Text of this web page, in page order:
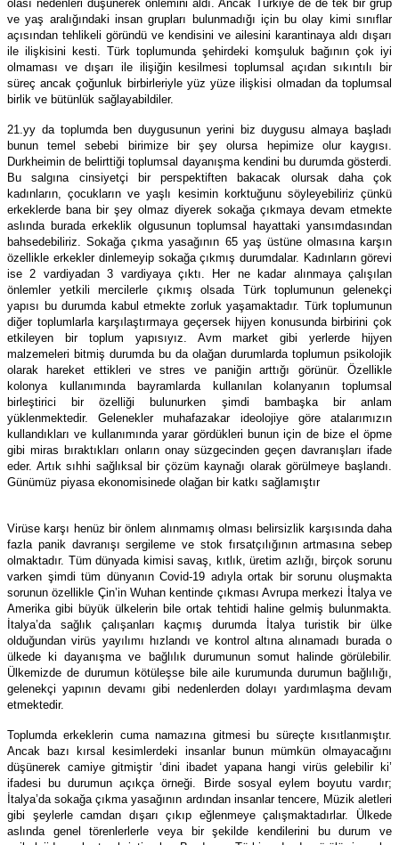
olası nedenleri düşünerek önlemini aldı. Ancak Türkiye de de tek bir grup
ve yaş aralığındaki insan grupları bulunmadığı için bu olay kimi sınıflar
açısından tehlikeli göründü ve kendisini ve ailesini karantinaya aldı dışarı
ile ilişkisini kesti. Türk toplumunda şehirdeki komşuluk bağının çok iyi
olmaması ve dışarı ile ilişiğin kesilmesi toplumsal açıdan sıkıntılı bir
süreç ancak çoğunluk birbirleriyle yüz yüze ilişkisi olmadan da toplumsal
birlik ve bütünlük sağlayabildiler.
21.yy da toplumda ben duygusunun yerini biz duygusu almaya başladı
bunun temel sebebi birimize bir şey olursa hepimize olur kaygısı.
Durkheimin de belirttiği toplumsal dayanışma kendini bu durumda gösterdi.
Bu salgına cinsiyetçi bir perspektiften bakacak olursak daha çok
kadınların, çocukların ve yaşlı kesimin korktuğunu söyleyebiliriz çünkü
erkeklerde bana bir şey olmaz diyerek sokağa çıkmaya devam etmekte
aslında burada erkeklik olgusunun toplumsal hayattaki yansımdasından
bahsedebiliriz. Sokağa çıkma yasağının 65 yaş üstüne olmasına karşın
özellikle erkekler dinlemeyip sokağa çıkmış durumdalar. Kadınların görevi
ise 2 vardiyadan 3 vardiyaya çıktı. Her ne kadar alınmaya çalışılan
önlemler yetkili mercilerle çıkmış olsada Türk toplumunun gelenekçi
yapısı bu durumda kabul etmekte zorluk yaşamaktadır. Türk toplumunun
diğer toplumlarla karşılaştırmaya geçersek hijyen konusunda birbirini çok
etkileyen bir toplum yapısıyız. Avm market gibi yerlerde hijyen
malzemeleri bitmiş durumda bu da olağan durumlarda toplumun psikolojik
olarak hareket ettikleri ve stres ve paniğin arttığı görünür. Özellikle
kolonya kullanımında bayramlarda kullanılan kolanyanın toplumsal
birleştirici bir özelliği bulunurken şimdi bambaşka bir anlam
yüklenmektedir. Gelenekler muhafazakar ideolojiye göre atalarımızın
kullandıkları ve kullanımında yarar gördükleri bunun için de bize el öpme
gibi miras bıraktıkları onların onay süzgecinden geçen davranışları ifade
eder. Artık sıhhi sağlıksal bir çözüm kaynağı olarak görülmeye başlandı.
Günümüz piyasa ekonomisinede olağan bir katkı sağlamıştır
Virüse karşı henüz bir önlem alınmamış olması belirsizlik karşısında daha
fazla panik davranışı sergileme ve stok fırsatçılığının artmasına sebep
olmaktadır. Tüm dünyada kimisi savaş, kıtlık, üretim azlığı, birçok sorunu
varken şimdi tüm dünyanın Covid-19 adıyla ortak bir sorunu oluşmakta
sorunun özellikle Çin’in Wuhan kentinde çıkması Avrupa merkezi İtalya ve
Amerika gibi büyük ülkelerin bile ortak tehtidi haline gelmiş bulunmakta.
İtalya’da sağlık çalışanları kaçmış durumda İtalya turistik bir ülke
olduğundan virüs yayılımı hızlandı ve kontrol altına alınamadı burada o
ülkede ki dayanışma ve bağlılık durumunun somut halinde görülebilir.
Ülkemizde de durumun kötüleşse bile aile kurumunda durumun bağlılığı,
gelenekçi yapının devamı gibi nedenlerden dolayı yardımlaşma devam
etmektedir.
Toplumda erkeklerin cuma namazına gitmesi bu süreçte kısıtlanmıştır.
Ancak bazı kırsal kesimlerdeki insanlar bunun mümkün olmayacağını
düşünerek camiye gitmiştir ‘dini ibadet yapana hangi virüs gelebilir ki’
ifadesi bu durumun açıkça örneği. Birde sosyal eylem boyutu vardır;
İtalya’da sokağa çıkma yasağının ardından insanlar tencere, Müzik aletleri
gibi şeylerle camdan dışarı çıkıp eğlenmeye çalışmaktadırlar. Ülkede
aslında genel törenlerlerle veya bir şekilde kendilerini bu durum ve